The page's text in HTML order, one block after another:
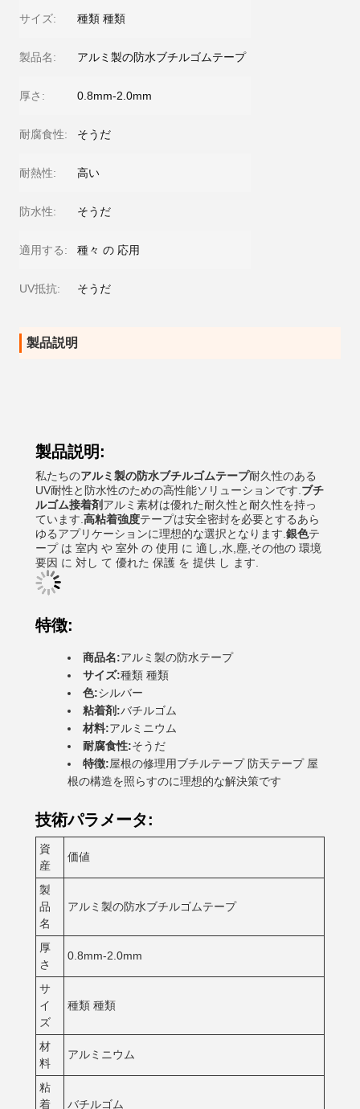
サイズ: 種類 種類
製品名: アルミ製の防水ブチルゴムテープ
厚さ: 0.8mm-2.0mm
耐腐食性: そうだ
耐熱性: 高い
防水性: そうだ
適用する: 種々 の 応用
UV抵抗: そうだ
製品説明
製品説明:
私たちのアルミ製の防水ブチルゴムテープ耐久性のある
UV耐性と防水性のための高性能ソリューションです. ブチ
ルゴム接着剤アルミ素材は優れた耐久性と耐久性を持っ
ています. 高粘着強度テープは安全密封を必要とするあら
ゆるアプリケーションに理想的な選択となります. 銀色テ
ープ は 室内 や 室外 の 使用 に 適し,水,塵,その他の 環境
要因 に 対し て 優れた 保護 を 提供 し ます.
特徴:
商品名:アルミ製の防水テープ
サイズ:種類 種類
色:シルバー
粘着剤:バチルゴム
材料:アルミニウム
耐腐食性:そうだ
特徴:屋根の修理用ブチルテープ 防天テープ 屋
根の構造を照らすのに理想的な解決策です
技術パラメータ:
資
産
価値
製
品
名
アルミ製の防水ブチルゴムテープ
厚
さ
0.8mm-2.0mm
サ
イ
ズ
種類 種類
材
料
アルミニウム
粘
着
バチルゴム